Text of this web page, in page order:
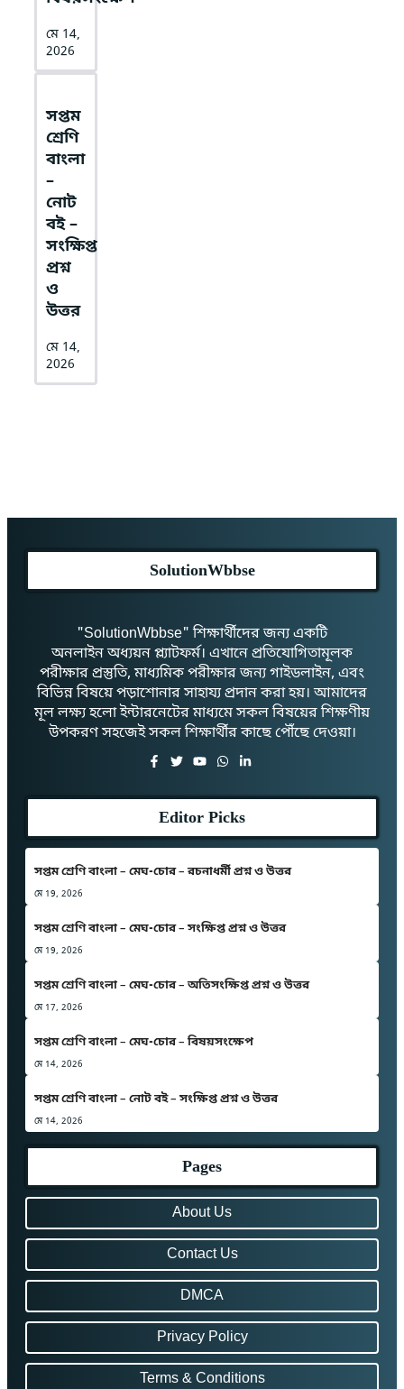
মে 14,
2026
সপ্তম
শ্রেণি
বাংলা
–
নোট
বই –
সংক্ষিপ্ত
প্রশ্ন
ও
উত্তর
মে 14,
2026
SolutionWbbse
"SolutionWbbse" শিক্ষার্থীদের জন্য একটি
অনলাইন অধ্যয়ন প্ল্যাটফর্ম। এখানে প্রতিযোগিতামূলক
পরীক্ষার প্রস্তুতি, মাধ্যমিক পরীক্ষার জন্য গাইডলাইন, এবং
বিভিন্ন বিষয়ে পড়াশোনার সাহায্য প্রদান করা হয়। আমাদের
মূল লক্ষ্য হলো ইন্টারনেটের মাধ্যমে সকল বিষয়ের শিক্ষণীয়
উপকরণ সহজেই সকল শিক্ষার্থীর কাছে পৌঁছে দেওয়া।
Editor Picks
সপ্তম শ্রেণি বাংলা – মেঘ-চোর – রচনাধর্মী প্রশ্ন ও উত্তর
মে 19, 2026
সপ্তম শ্রেণি বাংলা – মেঘ-চোর – সংক্ষিপ্ত প্রশ্ন ও উত্তর
মে 19, 2026
সপ্তম শ্রেণি বাংলা – মেঘ-চোর – অতিসংক্ষিপ্ত প্রশ্ন ও উত্তর
মে 17, 2026
সপ্তম শ্রেণি বাংলা – মেঘ-চোর – বিষয়সংক্ষেপ
মে 14, 2026
সপ্তম শ্রেণি বাংলা – নোট বই – সংক্ষিপ্ত প্রশ্ন ও উত্তর
মে 14, 2026
Pages
About Us
Contact Us
DMCA
Privacy Policy
Terms & Conditions